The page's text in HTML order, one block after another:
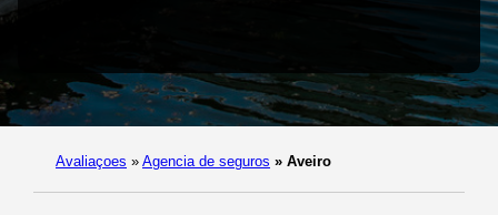
Avaliaçoes » Agencia de seguros » Aveiro